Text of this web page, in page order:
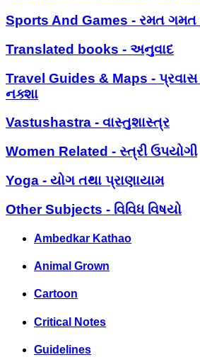
Sports And Games - રમત
Translated books - અનુવાદ
Travel Guides & Maps - પ્રવાસ
નક્શા
Vastushastra - વાસ્તુશાસ્ત્ર
Women Related - સ્ત્રી ઉપયોગી
Yoga - યોગ તથા પ્રાણાયામ
Other Subjects - વિવિધ વિષયો
Ambedkar Kathao
Animal Grown
Cartoon
Critical Notes
Guidelines